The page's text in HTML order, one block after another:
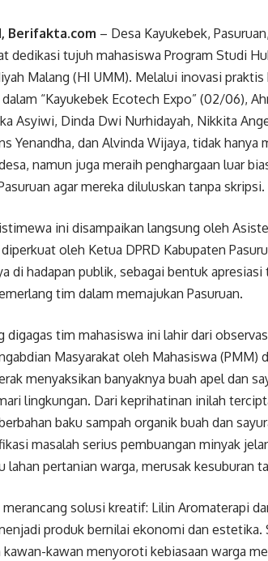
Berifakta.com – Desa Kayukebek,
dedikasi tujuh mahasiswa Program Studi
Malang (HI UMM). Melalui inovasi
“Kayukebek Ecotech Expo” (02/06),
Asyiwi, Dinda Dwi Nurhidayah, Nikkita
Yenandha, dan Alvinda Wijaya, tidak
namun juga meraih penghargaan luar
agar mereka diluluskan tanpa skripsi.
ini disampaikan langsung oleh
oleh Ketua DPRD Kabupaten
di hadapan publik, sebagai bentuk
tim dalam memajukan Pasuruan.
digagas tim mahasiswa ini lahir dari
Masyarakat oleh Mahasiswa (PMM)
menyaksikan banyaknya buah apel dan
lingkungan. Dari keprihatinan inilah
baku sampah organik buah dan
masalah serius pembuangan minyak
lahan pertanian warga, merusak kesuburan
solusi kreatif: Lilin Aromaterapi
produk bernilai ekonomi dan
kawan menyoroti kebiasaan warga